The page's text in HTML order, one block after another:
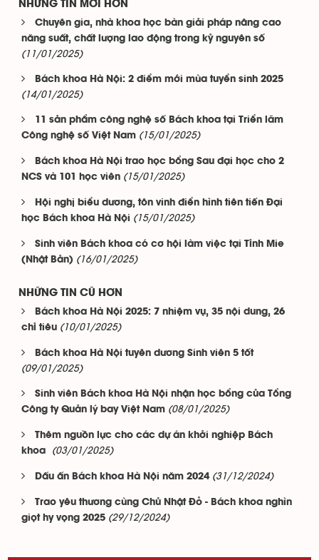
NHỮNG TIN MỚI HƠN
Chuyên gia, nhà khoa học bàn giải pháp nâng cao
năng suất, chất lượng lao động trong kỷ nguyên số
(11/01/2025)
Bách khoa Hà Nội: 2 điểm mới mùa tuyển sinh 2025
(14/01/2025)
11 sản phẩm công nghệ số Bách khoa tại Triển lãm
Công nghệ số Việt Nam (15/01/2025)
Bách khoa Hà Nội trao học bổng Sau đại học cho 2
NCS và 101 học viên (15/01/2025)
Hội nghị biểu dương, tôn vinh điển hình tiên tiến Đại
học Bách khoa Hà Nội (15/01/2025)
Sinh viên Bách khoa có cơ hội làm việc tại Tỉnh Mie
(Nhật Bản) (16/01/2025)
NHỮNG TIN CŨ HƠN
Bách khoa Hà Nội 2025: 7 nhiệm vụ, 35 nội dung, 26
chỉ tiêu (10/01/2025)
Bách khoa Hà Nội tuyên dương Sinh viên 5 tốt
(09/01/2025)
Sinh viên Bách khoa Hà Nội nhận học bổng của Tổng
Công ty Quản lý bay Việt Nam (08/01/2025)
Thêm nguồn lực cho các dự án khởi nghiệp Bách
khoa
(03/01/2025)
Dấu ấn Bách khoa Hà Nội năm 2024 (31/12/2024)
Trao yêu thương cùng Chủ Nhật Đỏ - Bách khoa nghìn
giọt hy vọng 2025 (29/12/2024)